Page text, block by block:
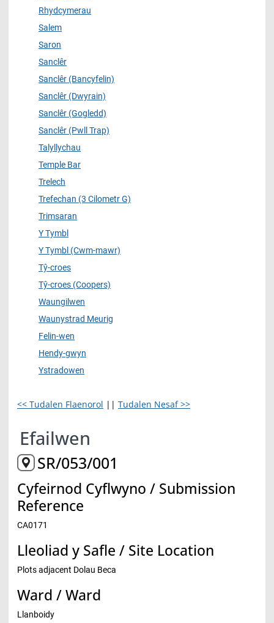
Rhydcymerau
Salem
Saron
Sanclêr
Sanclêr (Bancyfelin)
Sanclêr (Dwyrain)
Sanclêr (Gogledd)
Sanclêr (Pwll Trap)
Talyllychau
Temple Bar
Trelech
Trefechan (3 Cilometr G)
Trimsaran
Y Tymbl
Y Tymbl (Cwm-mawr)
Tŷ-croes
Tŷ-croes (Coopers)
Waungilwen
Waunystrad Meurig
Felin-wen
Hendy-gwyn
Ystradowen
<< Tudalen Flaenorol || Tudalen Nesaf >>
Efailwen
SR/053/001
Cyfeirnod Cyflwyno / Submission
Reference
CA0171
Lleoliad y Safle / Site Location
Plots adjacent Dolau Beca
Ward / Ward
Llanboidy